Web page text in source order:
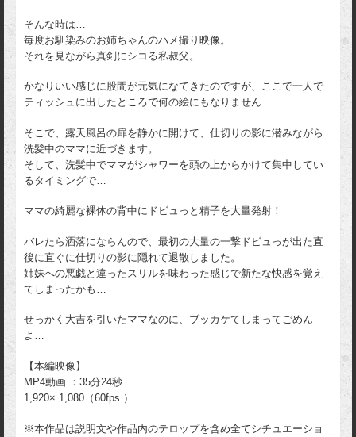
そんな時は…
毎度お馴染みのお姉ちゃんのハメ撮り映像。
それを見ながら真剣にシコる私叔父。
かなりいい感じに股間が元気になてきたのですが、ここで一人で
ティッシュに出したところで何の絵にもなりません…
そこで、露天風呂の扉を静かに開けて、仕切りの影に潜みながら
洗髪中のママに近づきます。
そして、洗髪中でママがシャワーを頭の上からかけて集中してい
るタイミングで…
ママの綺麗な裸体の背中にドビュっと精子を大量発射！
バレたら洒落にならんので、最初の大量の一撃ドビュっが出た直
後に直ぐに仕切りの影に隠れて退散しました。
姉妹への悪戯と違ったスリルを味わった感じで新たな快感を覚え
てしまったかも…
せっかく大吉を引いたママなのに、ブッカケてしまってごめん
よ…
【本編映像】
MP4動画 ：35分24秒
1,920× 1,080（60fps ）
※本作品は説明文や作品内のテロップを含め全てシチュエーショ